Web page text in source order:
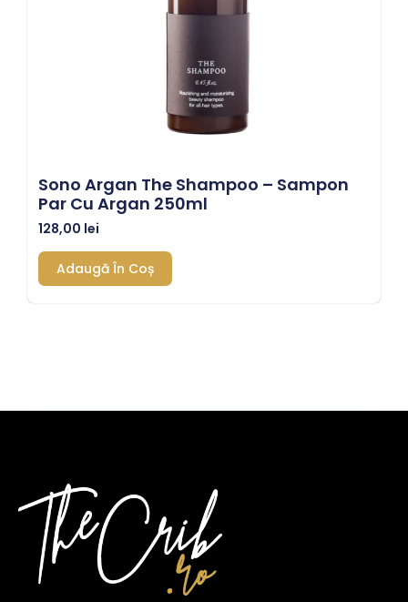
Sono Argan The Shampoo – Sampon
Par Cu Argan 250ml
128,00 lei
Adaugă În Coș